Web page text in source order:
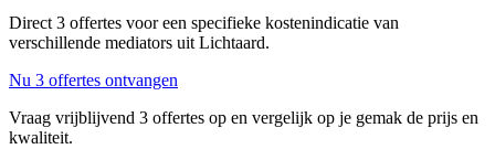
Direct 3 offertes voor een specifieke kostenindicatie van
verschillende mediators uit Lichtaard.
Nu 3 offertes ontvangen
Vraag vrijblijvend 3 offertes op en vergelijk op je gemak de prijs en
kwaliteit.